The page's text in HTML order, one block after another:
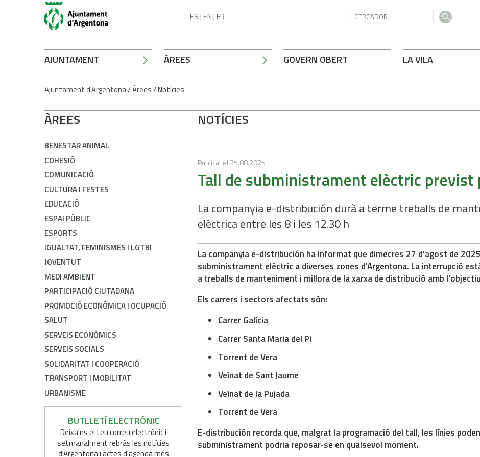
ES|EN|FR
AJUNTAMENT ÀREES GOVERN OBERT LA VILA
Ajuntament d'Argentona/Àrees/Notícies
ÀREES
BENESTAR ANIMAL
COHESIÓ
COMUNICACIÓ
CULTURA I FESTES
EDUCACIÓ
ESPAI PÚBLIC
ESPORTS
IGUALTAT, FEMINISMES I LGTBI
JOVENTUT
MEDI AMBIENT
PARTICIPACIÓ CIUTADANA
PROMOCIÓ ECONÒMICA I OCUPACIÓ
SALUT
SERVEIS ECONÒMICS
SERVEIS SOCIALS
SOLIDARITAT I COOPERACIÓ
TRANSPORT I MOBILITAT
URBANISME
BUTLLETÍ ELECTRÒNIC
Deixa'ns el teu correu electrònic i
setmanalment rebràs les notícies
d'Argentona i actes d'agenda més
NOTÍCIES
Publicat el 25.08.2025
Tall de subministrament elèctric previst
La companyia e-distribución durà a terme treballs de
elèctrica entre les 8 i les 12.30 h
La companyia e-distribución ha informat que dimecres 27 d'agost de
subministrament elèctric a diverses zones d'Argentona. La interrupció
a treballs de manteniment i millora de la xarxa de distribució amb
Els carrers i sectors afectats són:
Carrer Galícia
Carrer Santa Maria del Pi
Torrent de Vera
Veïnat de Sant Jaume
Veïnat de la Pujada
Torrent de Vera
E-distribución recorda que, malgrat la programació del tall, les línies
subministrament podria reposar-se en qualsevol moment.